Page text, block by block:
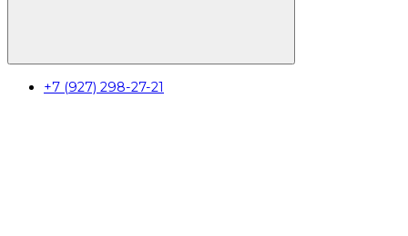
+7 (927) 298-27-21